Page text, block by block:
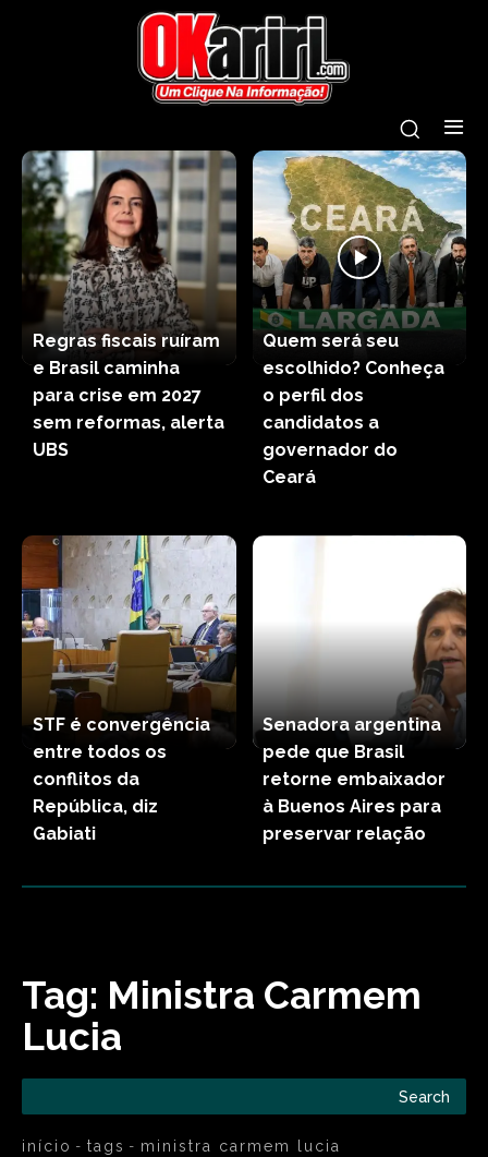
Regras fiscais ruíram
e Brasil caminha
para crise em 2027
sem reformas, alerta
UBS
Quem será seu
escolhido? Conheça
o perfil dos
candidatos a
governador do
Ceará
STF é convergência
entre todos os
conflitos da
República, diz
Gabiati
Senadora argentina
pede que Brasil
retorne embaixador
à Buenos Aires para
preservar relação
Tag: Ministra Carmem
Lucia
Search
início tags ministra carmem lucia